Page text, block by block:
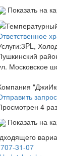
Показать на
Московское
запрос
4
Показать на
31-07